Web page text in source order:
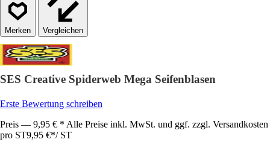
Vergleichen
SES Creative Spiderweb Mega Seifenblasen
Erste Bewertung schreiben
Preis — 9,95 € * Alle Preise inkl. MwSt. und ggf. zzgl. Versandkosten
pro ST9,95 €*/ ST